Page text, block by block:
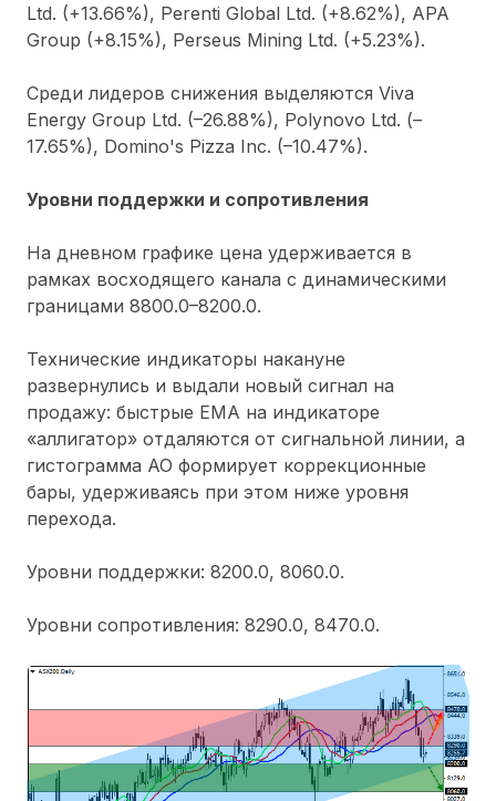
Ltd. (+13.66%), Perenti Global Ltd. (+8.62%), APA
Group (+8.15%), Perseus Mining Ltd. (+5.23%).
Среди лидеров снижения выделяются Viva
Energy Group Ltd. (–26.88%), Polynovo Ltd. (–
17.65%), Domino's Pizza Inc. (–10.47%).
Уровни поддержки и сопротивления
На дневном графике цена удерживается в
рамках восходящего канала с динамическими
границами 8800.0–8200.0.
Технические индикаторы накануне
развернулись и выдали новый сигнал на
продажу: быстрые EMA на индикаторе
«аллигатор» отдаляются от сигнальной линии, а
гистограмма AO формирует коррекционные
бары, удерживаясь при этом ниже уровня
перехода.
Уровни поддержки: 8200.0, 8060.0.
Уровни сопротивления: 8290.0, 8470.0.